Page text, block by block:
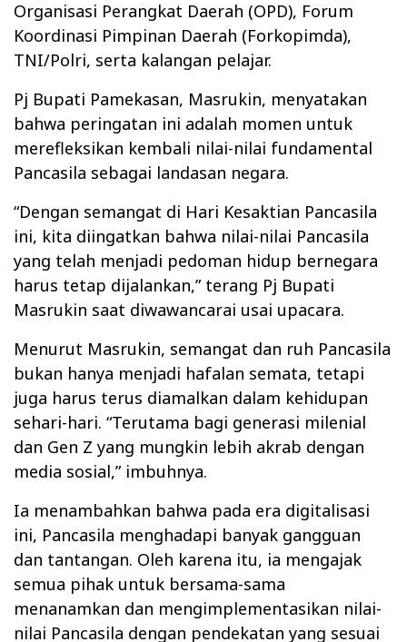
Organisasi Perangkat Daerah (OPD), Forum
Koordinasi Pimpinan Daerah (Forkopimda),
TNI/Polri, serta kalangan pelajar.
Pj Bupati Pamekasan, Masrukin, menyatakan
bahwa peringatan ini adalah momen untuk
merefleksikan kembali nilai-nilai fundamental
Pancasila sebagai landasan negara.
“Dengan semangat di Hari Kesaktian Pancasila
ini, kita diingatkan bahwa nilai-nilai Pancasila
yang telah menjadi pedoman hidup bernegara
harus tetap dijalankan,” terang Pj Bupati
Masrukin saat diwawancarai usai upacara.
Menurut Masrukin, semangat dan ruh Pancasila
bukan hanya menjadi hafalan semata, tetapi
juga harus terus diamalkan dalam kehidupan
sehari-hari. “Terutama bagi generasi milenial
dan Gen Z yang mungkin lebih akrab dengan
media sosial,” imbuhnya.
Ia menambahkan bahwa pada era digitalisasi
ini, Pancasila menghadapi banyak gangguan
dan tantangan. Oleh karena itu, ia mengajak
semua pihak untuk bersama-sama
menanamkan dan mengimplementasikan nilai-
nilai Pancasila dengan pendekatan yang sesuai